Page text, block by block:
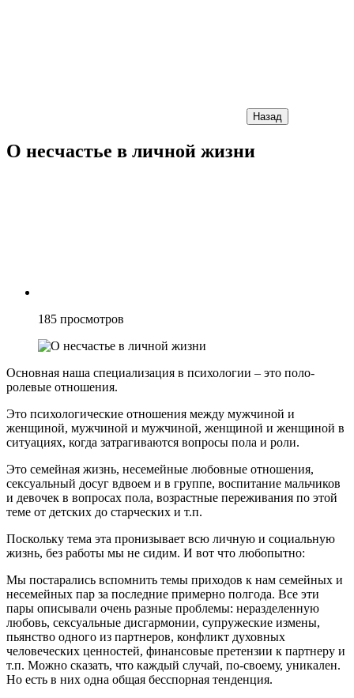
Назад
О несчастье в личной жизни
185 просмотров
Основная наша специализация в психологии – это поло-
ролевые отношения.
Это психологические отношения между мужчиной и
женщиной, мужчиной и мужчиной, женщиной и женщиной в
ситуациях, когда затрагиваются вопросы пола и роли.
Это семейная жизнь, несемейные любовные отношения,
сексуальный досуг вдвоем и в группе, воспитание мальчиков
и девочек в вопросах пола, возрастные переживания по этой
теме от детских до старческих и т.п.
Поскольку тема эта пронизывает всю личную и социальную
жизнь, без работы мы не сидим. И вот что любопытно:
Мы постарались вспомнить темы приходов к нам семейных и
несемейных пар за последние примерно полгода. Все эти
пары описывали очень разные проблемы: неразделенную
любовь, сексуальные дисгармонии, супружеские измены,
пьянство одного из партнеров, конфликт духовных
человеческих ценностей, финансовые претензии к партнеру и
т.п. Можно сказать, что каждый случай, по-своему, уникален.
Но есть в них одна общая бесспорная тенденция.